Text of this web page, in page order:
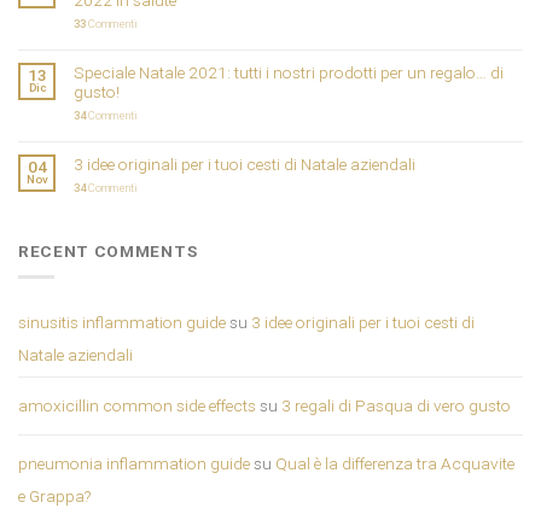
33Commenti
13
Dic
Speciale Natale 2021: tutti i nostri prodotti per un regalo… di
gusto!
34Commenti
04
Nov
3 idee originali per i tuoi cesti di Natale aziendali
34Commenti
RECENT COMMENTS
sinusitis inflammation guidesu 3 idee originali per i tuoi cesti di
Natale aziendali
amoxicillin common side effects su 3 regali di Pasqua di vero gusto
pneumonia inflammation guidesu Qual è la differenza tra Acquavite
e Grappa?